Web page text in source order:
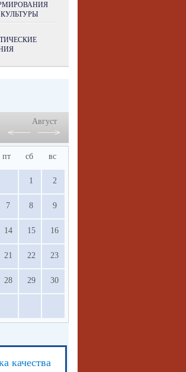
Август
пт сб вс
1 2
7 8 9
14 15 16
21 22 23
28 29 30
качества